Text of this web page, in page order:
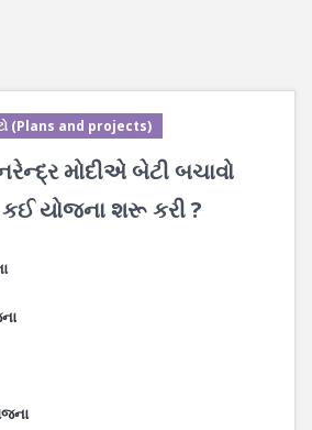
(Plans and projects)
મોદીએ બેટી બચાવો
યોજના શરૂ કરી ?